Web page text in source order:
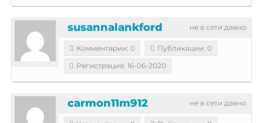
не в сети давно
susannalankford
Комментарии: 0
Публикации: 0
Регистрация: 16-06-2020
не в сети давно
carmon11m912